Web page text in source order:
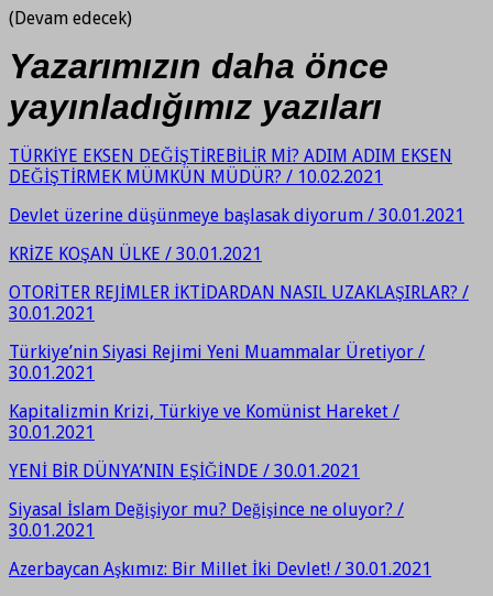
(Devam edecek)
Yazarımızın daha önce
yayınladığımız yazıları
TÜRKİYE EKSEN DEĞİŞTİREBİLİR Mİ? ADIM ADIM EKSEN
DEĞİŞTİRMEK MÜMKÜN MÜDÜR? / 10.02.2021
Devlet üzerine düşünmeye başlasak diyorum / 30.01.2021
KRİZE KOŞAN ÜLKE / 30.01.2021
OTORİTER REJİMLER İKTİDARDAN NASIL UZAKLAŞIRLAR? /
30.01.2021
Türkiye’nin Siyasi Rejimi Yeni Muammalar Üretiyor /
30.01.2021
Kapitalizmin Krizi, Türkiye ve Komünist Hareket /
30.01.2021
YENİ BİR DÜNYA’NIN EŞİĞİNDE / 30.01.2021
Siyasal İslam Değişiyor mu? Değişince ne oluyor? /
30.01.2021
Azerbaycan Aşkımız: Bir Millet İki Devlet! / 30.01.2021